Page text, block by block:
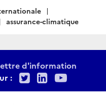
assurance-climatique
d'information
:
TwitterLinkedIn